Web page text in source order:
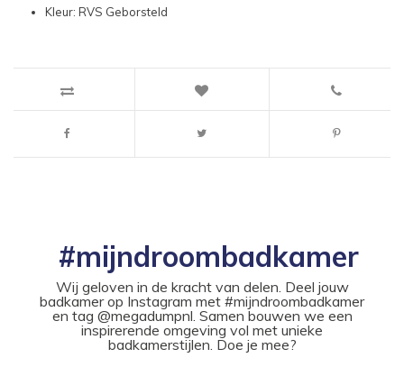
Kleur: RVS Geborsteld
#mijndroombadkamer
Wij geloven in de kracht van delen. Deel jouw
badkamer op Instagram met #mijndroombadkamer
en tag @megadumpnl. Samen bouwen we een
inspirerende omgeving vol met unieke
badkamerstijlen. Doe je mee?